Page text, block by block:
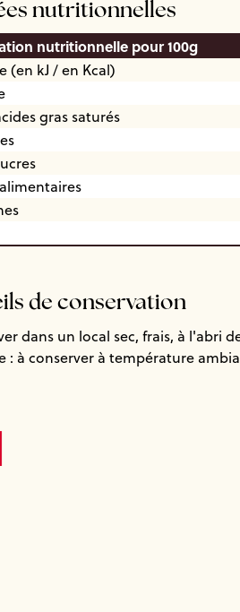
nutritionnelles
nutritionnelle pour 100g
(en kJ / en Kcal)
gras saturés
de conservation
dans un local sec, frais, à l'abri
: à conserver à température